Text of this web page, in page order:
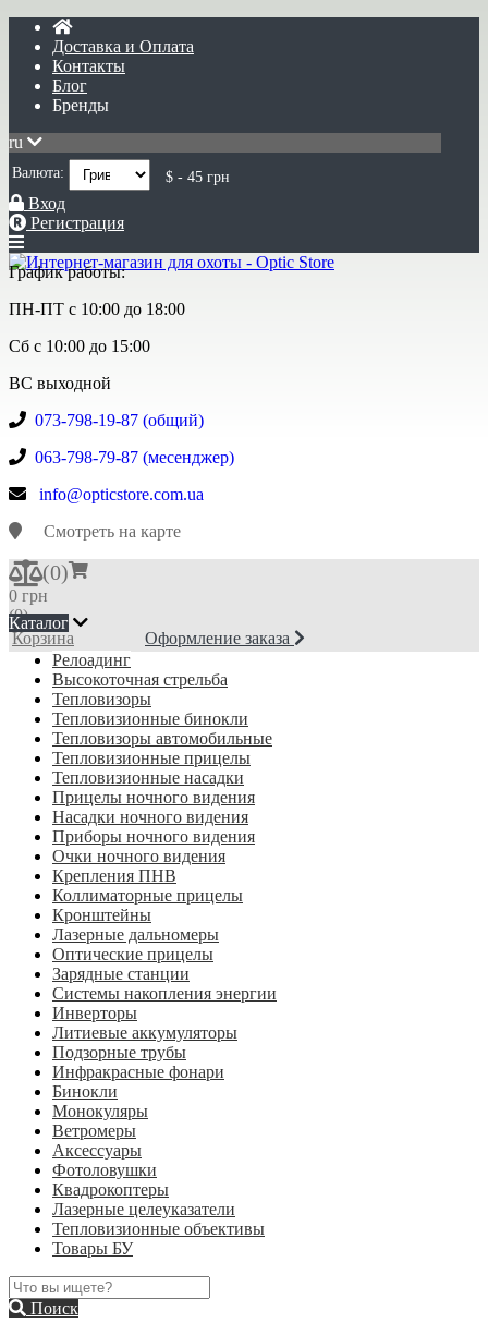
Доставка и Оплата
Контакты
Блог
Бренды
ru
Валюта: $ - 45 грн
Вход
Регистрация
График работы:
ПН-ПТ с 10:00 до 18:00
Сб с 10:00 до 15:00
ВС выходной
073-798-19-87 (общий)
063-798-79-87 (месенджер)
info@opticstore.com.ua
Смотреть на карте
(0)
0 грн
(0)
Корзина
Оформление заказа
Каталог
Релоадинг
Высокоточная стрельба
Тепловизоры
Тепловизионные бинокли
Тепловизоры автомобильные
Тепловизионные прицелы
Тепловизионные насадки
Прицелы ночного видения
Насадки ночного видения
Приборы ночного видения
Очки ночного видения
Крепления ПНВ
Коллиматорные прицелы
Кронштейны
Лазерные дальномеры
Оптические прицелы
Зарядные станции
Системы накопления энергии
Инверторы
Литиевые аккумуляторы
Подзорные трубы
Инфракрасные фонари
Бинокли
Монокуляры
Ветромеры
Аксессуары
Фотоловушки
Квадрокоптеры
Лазерные целеуказатели
Тепловизионные объективы
Товары БУ
Поиск